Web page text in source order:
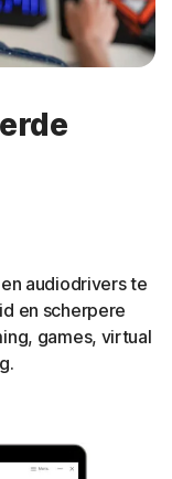
audiodrivers te
en scherpere
games, virtual